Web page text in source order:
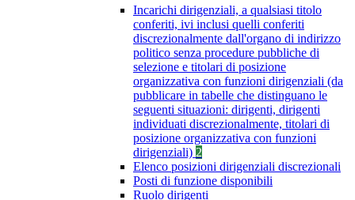
Incarichi dirigenziali, a qualsiasi titolo
conferiti, ivi inclusi quelli conferiti
discrezionalmente dall'organo di indirizzo
politico senza procedure pubbliche di
selezione e titolari di posizione
organizzativa con funzioni dirigenziali (da
pubblicare in tabelle che distinguano le
seguenti situazioni: dirigenti, dirigenti
individuati discrezionalmente, titolari di
posizione organizzativa con funzioni
dirigenziali) 2
Elenco posizioni dirigenziali discrezionali
Posti di funzione disponibili
Ruolo dirigenti